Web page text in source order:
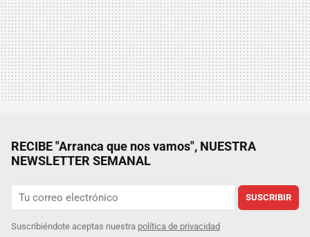
RECIBE "Arranca que nos vamos", NUESTRA
NEWSLETTER SEMANAL
SUSCRIBIR
Suscribiéndote aceptas nuestra política de privacidad